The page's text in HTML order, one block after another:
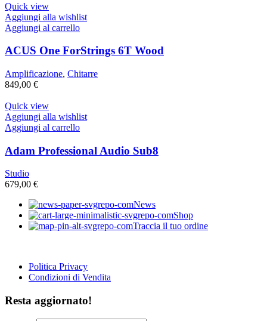
Quick view
Aggiungi alla wishlist
Aggiungi al carrello
ACUS One ForStrings 6T Wood
Amplificazione, Chitarre
849,00 €
Quick view
Aggiungi alla wishlist
Aggiungi al carrello
Adam Professional Audio Sub8
Studio
679,00 €
News
Shop
Traccia il tuo ordine
Politica Privacy
Condizioni di Vendita
Resta aggiornato!